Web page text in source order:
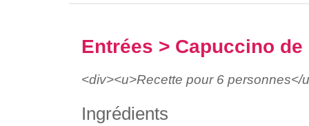
Entrées > Capuccino
<div><u>Recette pour 6 personnes</
Ingrédients